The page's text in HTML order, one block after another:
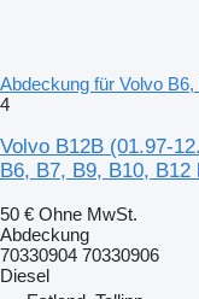
Abdeckung für Volvo
4
Volvo B12B (01.97-
B6, B7, B9, B10, B12
50 € Ohne MwSt.
Abdeckung
70330904 70330906
Diesel